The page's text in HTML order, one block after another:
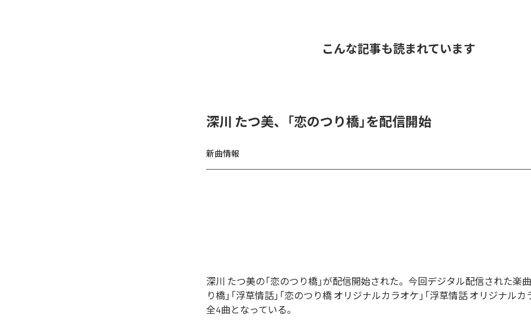
こんな記事も読まれています
深川 たつ美、「恋のつり橋」を配信開始
新曲情報
深川 たつ美の「恋のつり橋」が配信開始された。今回デジタル配信された楽
り橋」「浮草情話」「恋のつり橋 オリジナルカラオケ」「浮草情話 オリジナルカ
全4曲となっている。